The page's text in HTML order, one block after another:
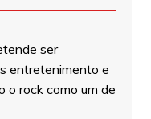
ser
entretenimento e
o rock como um de